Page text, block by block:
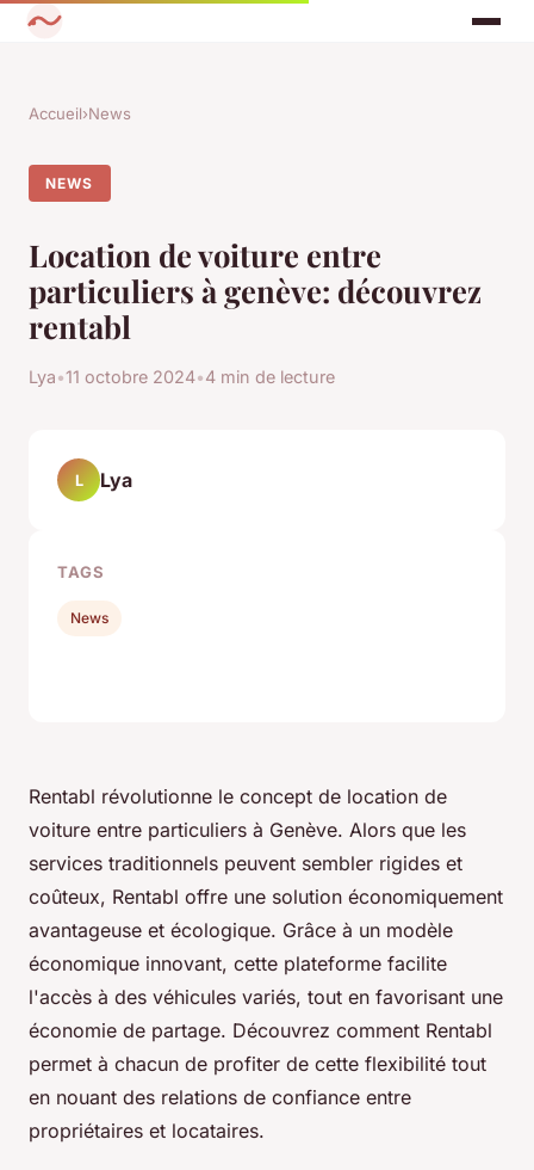
Accueil›News
NEWS
Location de voiture entre
particuliers à genève: découvrez
rentabl
Lya•11 octobre 2024•4 min de lecture
Rentabl révolutionne le concept de location de
voiture entre particuliers à Genève. Alors que les
services traditionnels peuvent sembler rigides et
coûteux, Rentabl offre une solution économiquement
avantageuse et écologique. Grâce à un modèle
économique innovant, cette plateforme facilite
l'accès à des véhicules variés, tout en favorisant une
économie de partage. Découvrez comment Rentabl
permet à chacun de profiter de cette flexibilité tout
en nouant des relations de confiance entre
propriétaires et locataires.
L Lya
TAGS
News